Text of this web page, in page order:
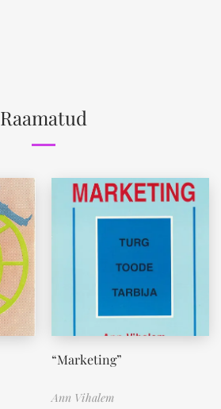
Raamatud
“Marketing”
Ann Vihalem